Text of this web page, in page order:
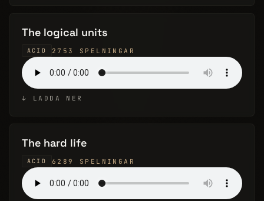
The logical units
ACID 2753 SPELNINGAR
↓ LADDA NER
The hard life
ACID 6289 SPELNINGAR